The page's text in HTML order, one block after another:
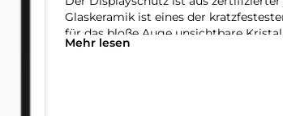
Glaskeramik ist eines der
für das bloße Auge unsichtbare
die eine Festigkeit ermöglichen, die
Mehr lesen